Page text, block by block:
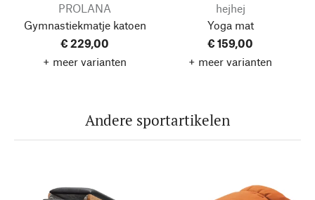
PROLANA
Gymnastiekmatje katoen
€ 229,00
+ meer varianten
hejhej
Yoga mat
€ 159,00
+ meer varianten
Andere sportartikelen